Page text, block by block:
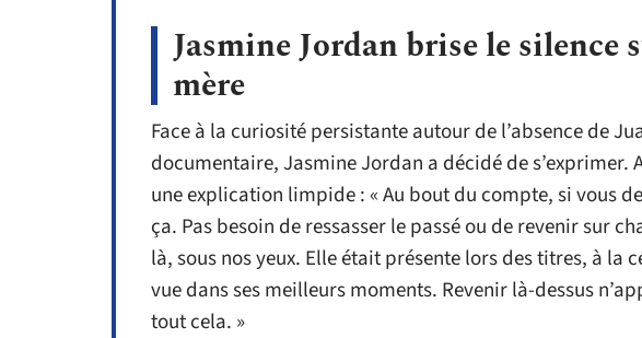
Jasmine Jordan brise le silence
mère
Face à la curiosité persistante autour de l’absence de
documentaire, Jasmine Jordan a décidé de s’exprimer.
une explication limpide : « Au bout du compte, si vous
ça. Pas besoin de ressasser le passé ou de revenir sur
là, sous nos yeux. Elle était présente lors des titres, à la
vue dans ses meilleurs moments. Revenir là-dessus
tout cela. »